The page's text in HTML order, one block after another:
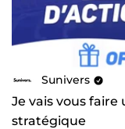
Sunivers
Je vais vous faire
stratégique